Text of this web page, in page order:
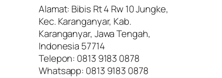
Alamat: Bibis Rt 4 Rw 10 Jungke,
Kec. Karanganyar, Kab.
Karanganyar, Jawa Tengah,
Indonesia 57714
Telepon: 0813 9183 0878
Whatsapp: 0813 9183 0878